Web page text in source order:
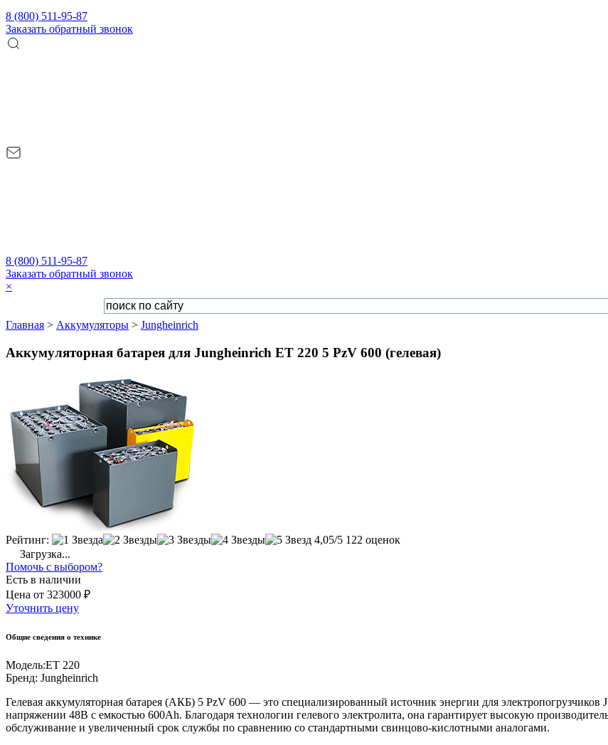
8 (800) 511-95-87
Заказать обратный звонок
8 (800) 511-95-87
Заказать обратный звонок
×
Главная > Аккумуляторы > Jungheinrich
Аккумуляторная батарея для Jungheinrich ET 220 5 PzV 600 (гелевая)
Рейтинг: 4,05/5 122 оценок
Загрузка...
Помочь с выбором?
Есть в наличии
Цена от 323000 ₽
Уточнить цену
Общие сведения о технике
Модель:ET 220
Бренд: Jungheinrich
Гелевая аккумуляторная батарея (АКБ) 5 PzV 600 — это специализированный источник энергии для
напряжении 48В с емкостью 600Ah. Благодаря технологии гелевого электролита, она гарантирует высокую
обслуживание и увеличенный срок службы по сравнению со стандартными свинцово-кислотными аналогами.